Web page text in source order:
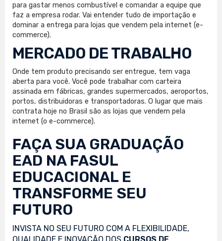
para gastar menos combustível e comandar a equipe que
faz a empresa rodar. Vai entender tudo de importação e
dominar a entrega para lojas que vendem pela internet (e-
commerce).
MERCADO DE TRABALHO
Onde tem produto precisando ser entregue, tem vaga
aberta para você. Você pode trabalhar com carteira
assinada em fábricas, grandes supermercados, aeroportos,
portos, distribuidoras e transportadoras. O lugar que mais
contrata hoje no Brasil são as lojas que vendem pela
internet (o e-commerce).
FAÇA SUA GRADUAÇÃO
EAD NA FASUL
EDUCACIONAL E
TRANSFORME SEU
FUTURO
INVISTA NO SEU FUTURO COM A FLEXIBILIDADE,
QUALIDADE E INOVAÇÃO DOS CURSOS DE